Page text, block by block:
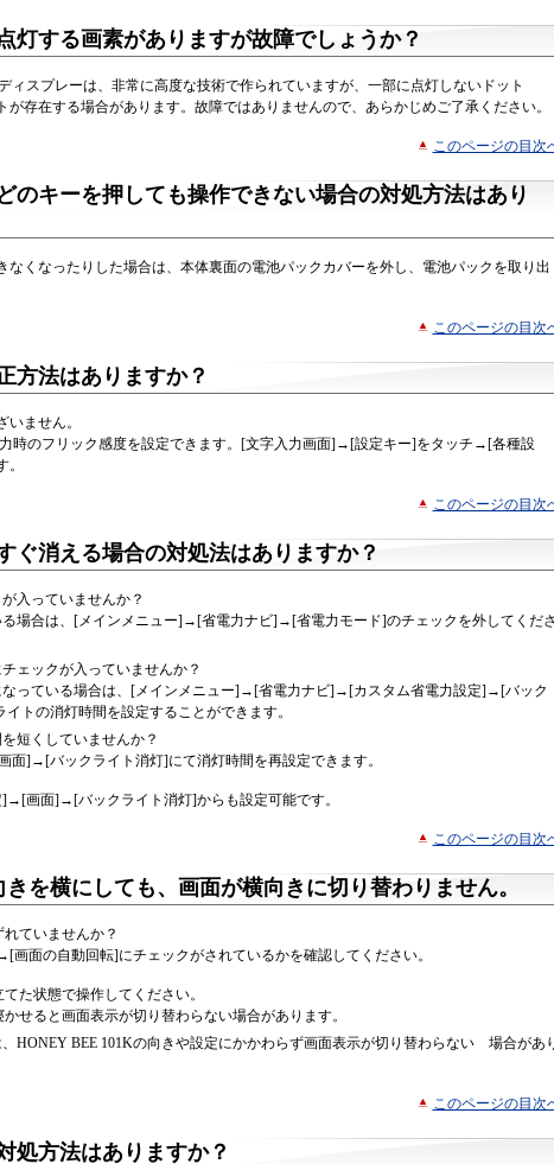
灯する画素がありますが故障でしょうか？
ィスプレーは、非常に高度な技術で作られていますが、一部に点灯しないドット
が存在する場合があります。故障ではありませんので、あらかじめご了承ください。
このページの目次
のキーを押しても操作できない場合の対処方法はあり
なくなったりした場合は、本体裏面の電池パックカバーを外し、電池パックを取り出
このページの目次
方法はありますか？
ません。
時のフリック感度を設定できます。[文字入力画面]→[設定キー]をタッチ→[各種設
このページの目次
ぐ消える場合の対処法はありますか？
入っていませんか？
る場合は、[メインメニュー]→[省電力ナビ]→[省電力モード]のチェックを外してくださ
ェックが入っていませんか？
なっている場合は、[メインメニュー]→[省電力ナビ]→[カスタム省電力設定]→[バック
トの消灯時間を設定することができます。
短くしていませんか？
]→[バックライト消灯]にて消灯時間を再設定できます。
画面]→[バックライト消灯]からも設定可能です。
このページの目次
を横にしても、画面が横向きに切り替わりません。
ていませんか？
面の自動回転]にチェックがされているかを確認してください。
た状態で操作してください。
せると画面表示が切り替わらない場合があります。
HONEY BEE 101Kの向きや設定にかかわらず画面表示が切り替わらない 場合があ
このページの目次
処方法はありますか？